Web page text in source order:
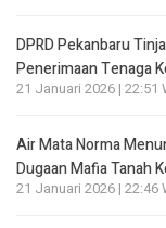
DPRD Pekanbaru
Penerimaan Tenaga
21 Januari 2026 | 22:51
Air Mata Norma
Dugaan Mafia Tanah
21 Januari 2026 | 22:46